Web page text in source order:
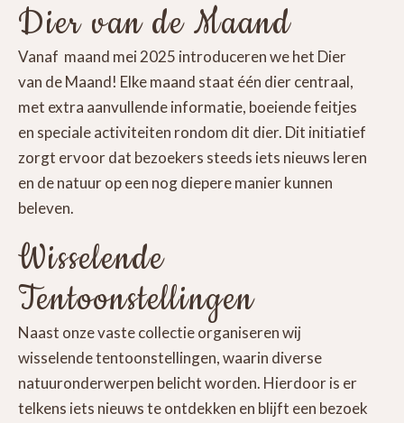
Dier van de Maand
Vanaf maand mei 2025 introduceren we het Dier
van de Maand! Elke maand staat één dier centraal,
met extra aanvullende informatie, boeiende feitjes
en speciale activiteiten rondom dit dier. Dit initiatief
zorgt ervoor dat bezoekers steeds iets nieuws leren
en de natuur op een nog diepere manier kunnen
beleven.
Wisselende
Tentoonstellingen
Naast onze vaste collectie organiseren wij
wisselende tentoonstellingen, waarin diverse
natuuronderwerpen belicht worden. Hierdoor is er
telkens iets nieuws te ontdekken en blijft een bezoek